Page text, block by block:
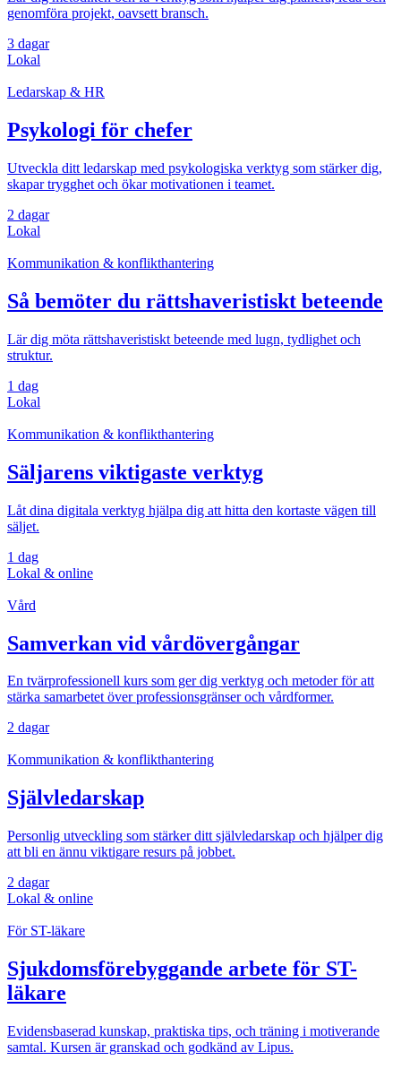
genomföra projekt, oavsett bransch.
3 dagar
Lokal
Ledarskap & HR
Psykologi för chefer
Utveckla ditt ledarskap med psykologiska verktyg som stärker dig,
skapar trygghet och ökar motivationen i teamet.
2 dagar
Lokal
Kommunikation & konflikthantering
Så bemöter du rättshaveristiskt beteende
Lär dig möta rättshaveristiskt beteende med lugn, tydlighet och
struktur.
1 dag
Lokal
Kommunikation & konflikthantering
Säljarens viktigaste verktyg
Låt dina digitala verktyg hjälpa dig att hitta den kortaste vägen till
säljet.
1 dag
Lokal & online
Vård
Samverkan vid vårdövergångar
En tvärprofessionell kurs som ger dig verktyg och metoder för att
stärka samarbetet över professionsgränser och vårdformer.
2 dagar
Kommunikation & konflikthantering
Självledarskap
Personlig utveckling som stärker ditt självledarskap och hjälper dig
att bli en ännu viktigare resurs på jobbet.
2 dagar
Lokal & online
För ST-läkare
Sjukdomsförebyggande arbete för ST-
läkare
Evidensbaserad kunskap, praktiska tips, och träning i motiverande
samtal. Kursen är granskad och godkänd av Lipus.